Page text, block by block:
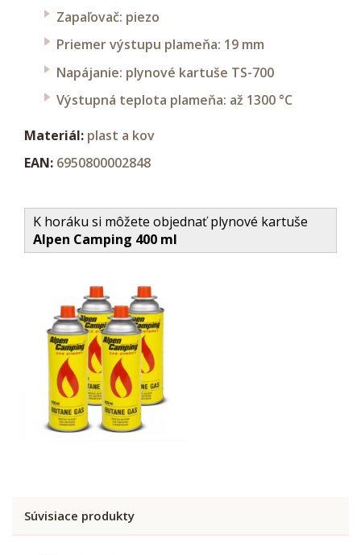
Zapaľovač: piezo
Priemer výstupu plameňa: 19 mm
Napájanie: plynové kartuše TS-700
Výstupná teplota plameňa: až 1300 °C
Materiál: plast a kov
EAN: 6950800002848
K horáku si môžete objednať plynové kartuše
Alpen Camping 400 ml
Súvisiace produkty